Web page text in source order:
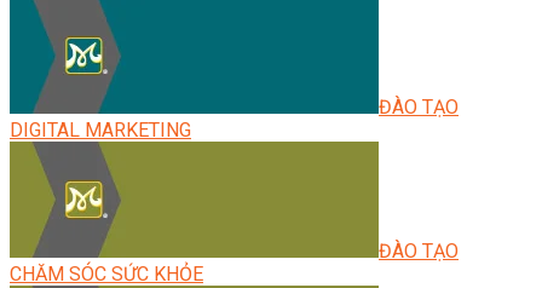
ĐÀO TẠO
DIGITAL MARKETING
ĐÀO TẠO
CHĂM SÓC SỨC KHỎE